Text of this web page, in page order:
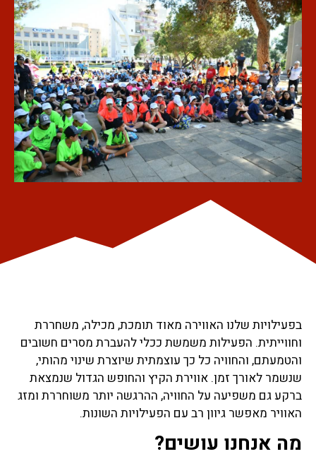
בפעילויות שלנו האווירה מאוד תומכת, מכילה, משחררת
וחווייתית. הפעילות משמשת ככלי להעברת מסרים חשובים
והטמעתם, והחוויה כל כך עוצמתית שיוצרת שינוי מהותי,
שנשמר לאורך זמן. אווירת הקיץ והחופש הגדול שנמצאת
ברקע גם משפיעה על החוויה, ההרגשה יותר משוחררת ומזג
האוויר מאפשר גיוון רב עם הפעילויות השונות.
מה אנחנו עושים?